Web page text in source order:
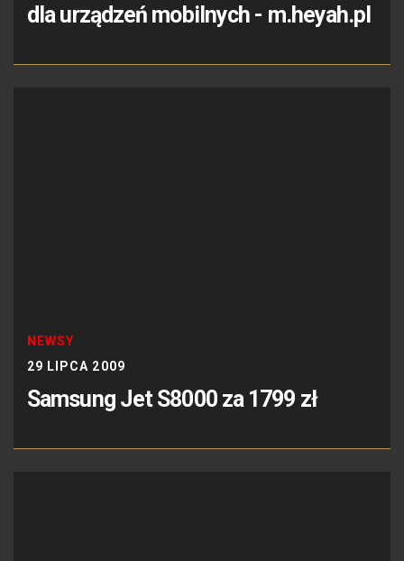
dla urządzeń mobilnych - m.heyah.pl
NEWSY
29 LIPCA 2009
Samsung Jet S8000 za 1799 zł